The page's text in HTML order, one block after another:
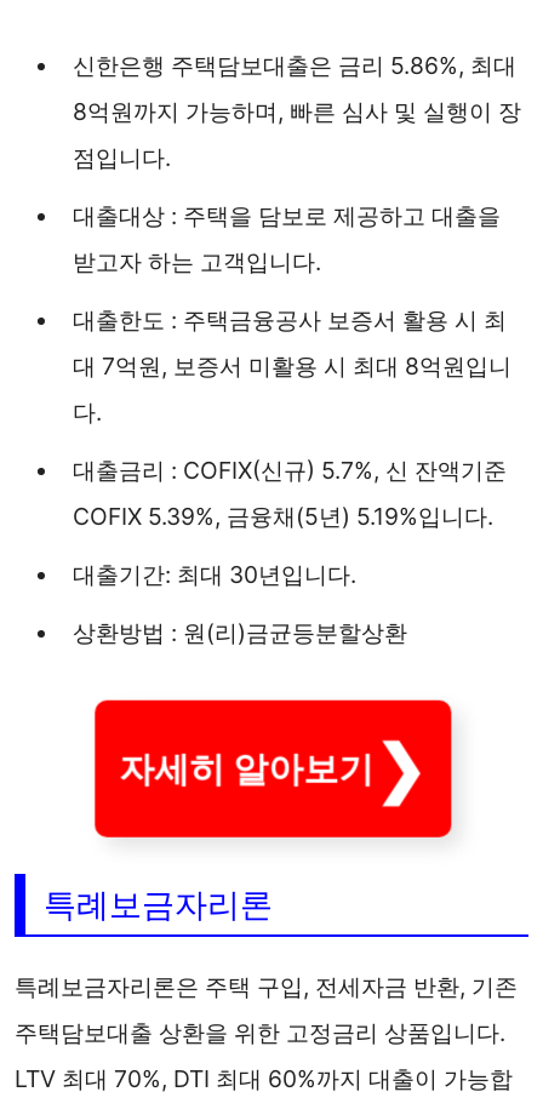
신한은행 주택담보대출은 금리 5.86%, 최대
8억원까지 가능하며, 빠른 심사 및 실행이 장
점입니다.
대출대상 : 주택을 담보로 제공하고 대출을
받고자 하는 고객입니다.
대출한도 : 주택금융공사 보증서 활용 시 최
대 7억원, 보증서 미활용 시 최대 8억원입니
다.
대출금리 : COFIX(신규) 5.7%, 신 잔액기준
COFIX 5.39%, 금융채(5년) 5.19%입니다.
대출기간: 최대 30년입니다.
상환방법 : 원(리)금균등분할상환
자세히 알아보기
특례보금자리론
특례보금자리론은 주택 구입, 전세자금 반환, 기존
주택담보대출 상환을 위한 고정금리 상품입니다.
LTV 최대 70%, DTI 최대 60%까지 대출이 가능합